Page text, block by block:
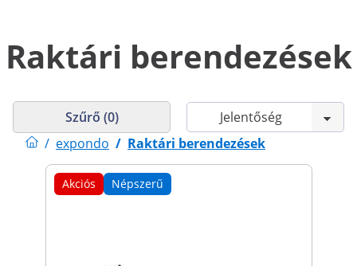
Raktári berendezések
/ expondo / Raktári berendezések
Szűrő (0)
Akciós Népszerű